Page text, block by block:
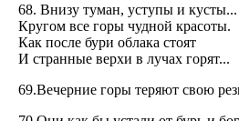
68. Внизу туман, уступы и кусты...
Кругом все горы чудной красоты.
Как после бури облака стоят
И странные верхи в лучах горят...
69.Вечерние горы теряют свою